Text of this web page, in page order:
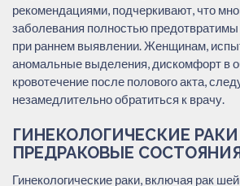
рекомендациями, подчеркивают, что
заболевания полностью
при раннем выявлении. Женщинам,
аномальные выделения, дискомфорт в
кровотечение после полового акта,
незамедлительно обратиться к врачу.
ГИНЕКОЛОГИЧЕСКИЕ
ПРЕДРАКОВЫЕ
Гинекологические раки, включая рак